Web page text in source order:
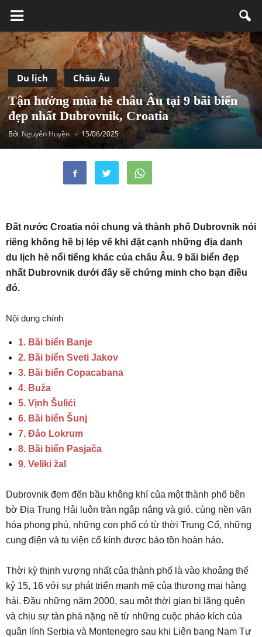
Du lịch Châu Âu
Tận hưởng mùa hè châu Âu tại 9 bãi biển
đẹp nhất Dubrovnik, Croatia
Bởi Nguyễn Huyền - 15/06/2025
Đất nước Croatia nói chung và thành phố Dubrovnik nói
riêng không hề bị lép vế khi đặt cạnh những địa danh
du lịch hè nổi tiếng khác của châu Âu. 9 bãi biển đẹp
nhất Dubrovnik dưới đây sẽ chứng minh cho bạn điều
đó.
Nội dung chính
1. Bãi biển Banje
2. Bãi biển Sveti Jakov
3. Bãi biển Copacabana
4. Buža
5. Vịnh Šulići
6. Bãi biển Šunj
7. Đảo Lokrum
8. Bãi biển Pasjača
9. Veliki žal
Dubrovnik đem đến bầu không khí của một thành phố bên
bờ Địa Trung Hải luôn tràn ngập nắng và gió, cùng nền văn
hóa phong phú, những con phố có từ thời Trung Cổ, những
cung điện và tu viện cổ kính được bảo tồn hoàn hảo.
Thời kỳ thịnh vượng nhất của thành phố là vào khoảng thế
kỷ 15, 16 với sự phát triển mạnh mẽ của thương mại hàng
hải. Đầu những năm 2000, sau một thời gian bị lãng quên
và chịu sự tàn phá nặng nề từ những cuộc pháo kích của
quân lính Serbia và Montenegro sau khi Liên bang Nam Tư